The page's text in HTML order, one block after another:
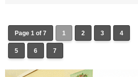
Page 1 of 7 1 2 3 4
5 6 7